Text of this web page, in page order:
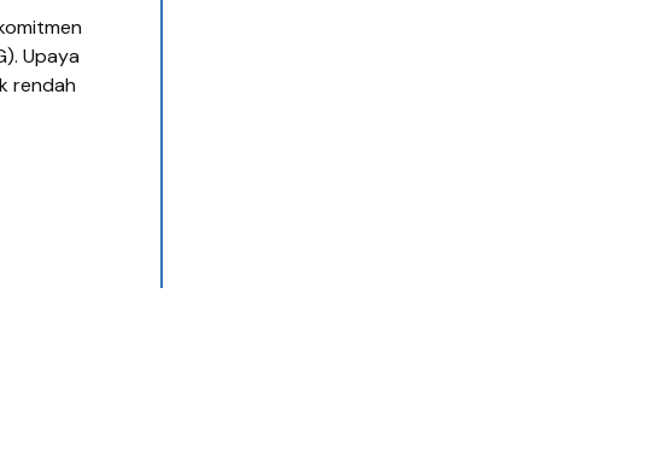
Upaya
rendah